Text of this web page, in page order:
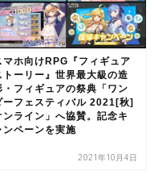
マホ向けRPG『フィギュア
トーリー』世界最大級の造
・フィギュアの祭典「ワン
ーフェスティバル 2021[秋]
ンライン」へ協賛。記念キ
ンペーンを実施
2021年10月4日